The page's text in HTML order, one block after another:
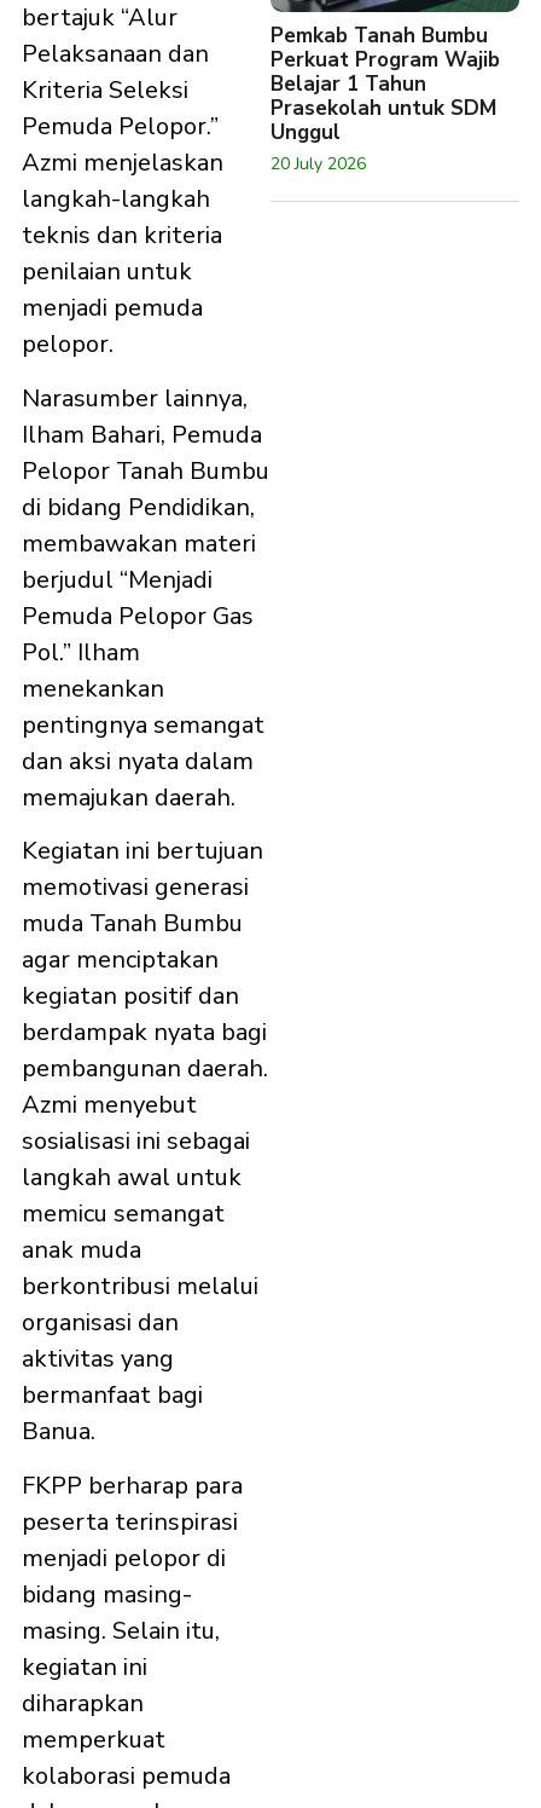
bertajuk “Alur
Pelaksanaan dan
Kriteria Seleksi
Pemuda Pelopor.”
Azmi menjelaskan
langkah-langkah
teknis dan kriteria
penilaian untuk
menjadi pemuda
pelopor.
Narasumber lainnya,
Ilham Bahari, Pemuda
Pelopor Tanah Bumbu
di bidang Pendidikan,
membawakan materi
berjudul “Menjadi
Pemuda Pelopor Gas
Pol.” Ilham
menekankan
pentingnya semangat
dan aksi nyata dalam
memajukan daerah.
Kegiatan ini bertujuan
memotivasi generasi
muda Tanah Bumbu
agar menciptakan
kegiatan positif dan
berdampak nyata bagi
pembangunan daerah.
Azmi menyebut
sosialisasi ini sebagai
langkah awal untuk
memicu semangat
anak muda
berkontribusi melalui
organisasi dan
aktivitas yang
bermanfaat bagi
Banua.
FKPP berharap para
peserta terinspirasi
menjadi pelopor di
bidang masing-
masing. Selain itu,
kegiatan ini
diharapkan
memperkuat
kolaborasi pemuda
Pemkab Tanah Bumbu
Perkuat Program Wajib
Belajar 1 Tahun
Prasekolah untuk SDM
Unggul
20 July 2026